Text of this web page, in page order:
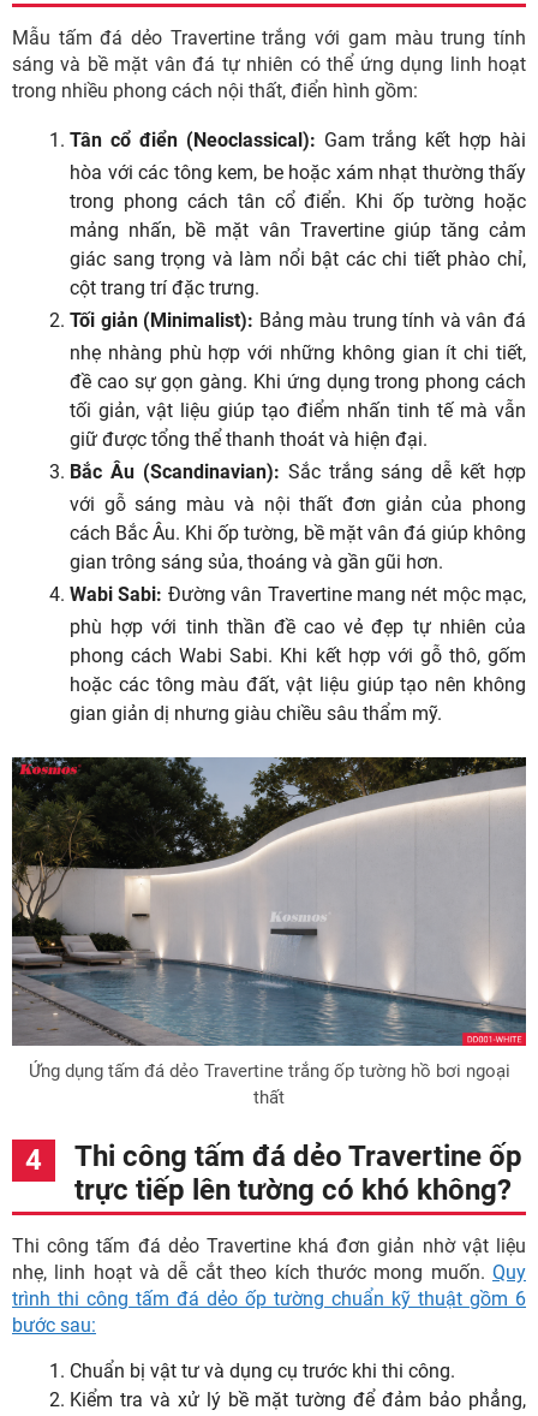
Mẫu tấm đá dẻo Travertine trắng với gam màu trung tính
sáng và bề mặt vân đá tự nhiên có thể ứng dụng linh hoạt
trong nhiều phong cách nội thất, điển hình gồm:
Tân cổ điển (Neoclassical): Gam trắng kết hợp hài
hòa với các tông kem, be hoặc xám nhạt thường thấy
trong phong cách tân cổ điển. Khi ốp tường hoặc
mảng nhấn, bề mặt vân Travertine giúp tăng cảm
giác sang trọng và làm nổi bật các chi tiết phào chỉ,
cột trang trí đặc trưng.
Tối giản (Minimalist): Bảng màu trung tính và vân đá
nhẹ nhàng phù hợp với những không gian ít chi tiết,
đề cao sự gọn gàng. Khi ứng dụng trong phong cách
tối giản, vật liệu giúp tạo điểm nhấn tinh tế mà vẫn
giữ được tổng thể thanh thoát và hiện đại.
Bắc Âu (Scandinavian): Sắc trắng sáng dễ kết hợp
với gỗ sáng màu và nội thất đơn giản của phong
cách Bắc Âu. Khi ốp tường, bề mặt vân đá giúp không
gian trông sáng sủa, thoáng và gần gũi hơn.
Wabi Sabi: Đường vân Travertine mang nét mộc mạc,
phù hợp với tinh thần đề cao vẻ đẹp tự nhiên của
phong cách Wabi Sabi. Khi kết hợp với gỗ thô, gốm
hoặc các tông màu đất, vật liệu giúp tạo nên không
gian giản dị nhưng giàu chiều sâu thẩm mỹ.
Ứng dụng tấm đá dẻo Travertine trắng ốp tường hồ bơi ngoại
thất
Thi công tấm đá dẻo Travertine ốp
trực tiếp lên tường có khó không?
Thi công tấm đá dẻo Travertine khá đơn giản nhờ vật liệu
nhẹ, linh hoạt và dễ cắt theo kích thước mong muốn. Quy
trình thi công tấm đá dẻo ốp tường chuẩn kỹ thuật gồm 6
bước sau:
Chuẩn bị vật tư và dụng cụ trước khi thi công.
Kiểm tra và xử lý bề mặt tường để đảm bảo phẳng,